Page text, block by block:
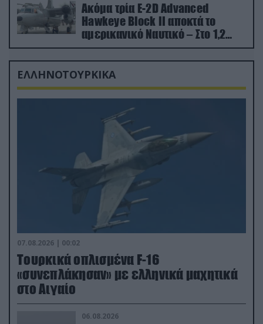
Ακόμα τρία E-2D Advanced
Hawkeye Block II αποκτά το
αμερικανικό Ναυτικό – Στο 1,2
δισ.δολάρια το κόστος
ΕΛΛΗΝΟΤΟΥΡΚΙΚΑ
07.08.2026 | 00:02
Τουρκικά οπλισμένα F-16
«συνεπλάκησαν» με ελληνικά μαχητικά
στο Αιγαίο
06.08.2026